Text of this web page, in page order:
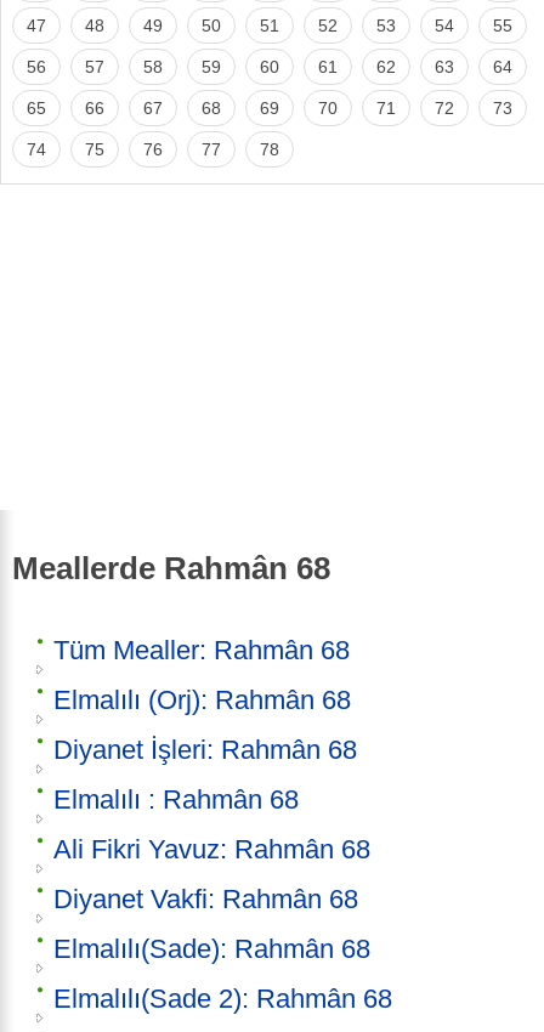
47 48 49 50 51 52 53 54 55
56 57 58 59 60 61 62 63 64
65 66 67 68 69 70 71 72 73
74 75 76 77 78
Meallerde Rahmân 68
Tüm Mealler: Rahmân 68
Elmalılı (Orj): Rahmân 68
Diyanet İşleri: Rahmân 68
Elmalılı : Rahmân 68
Ali Fikri Yavuz: Rahmân 68
Diyanet Vakfi: Rahmân 68
Elmalılı(Sade): Rahmân 68
Elmalılı(Sade 2): Rahmân 68